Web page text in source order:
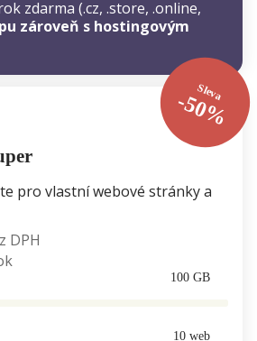
zdarma (.cz, .store, .online,
zároveň s hostingovým
Sleva
-50%
pro vlastní webové stránky a
DPH
100 GB
10 web